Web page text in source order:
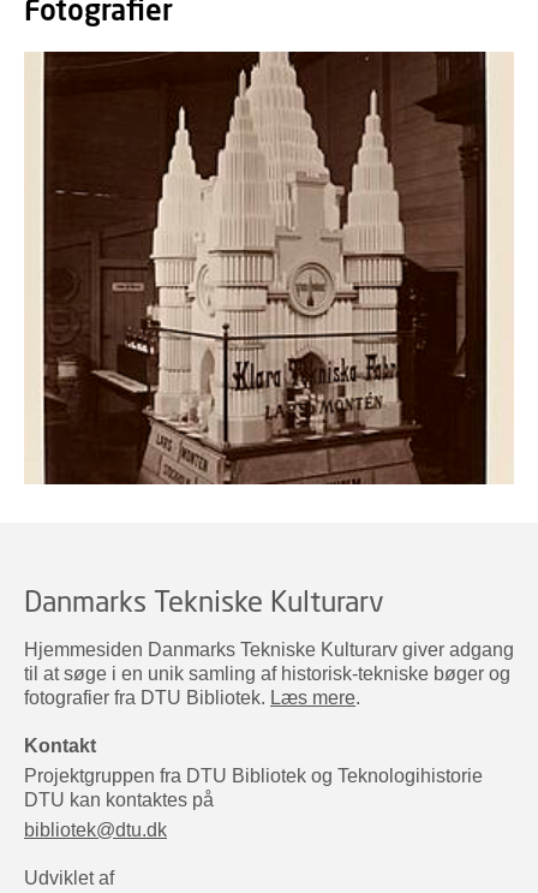
Fotografier
Danmarks Tekniske Kulturarv
Hjemmesiden Danmarks Tekniske Kulturarv giver adgang
til at søge i en unik samling af historisk-tekniske bøger og
fotografier fra DTU Bibliotek. Læs mere.
Kontakt
Projektgruppen fra DTU Bibliotek og Teknologihistorie
DTU kan kontaktes på
bibliotek@dtu.dk
Udviklet af